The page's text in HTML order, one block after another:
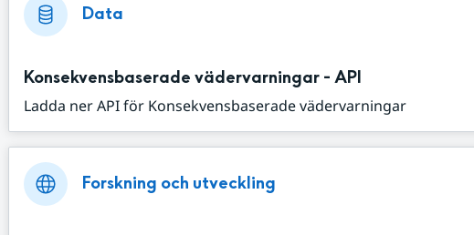
Data
Konsekvensbaserade vädervarningar - API
Ladda ner API för Konsekvensbaserade vädervarningar
Forskning och utveckling